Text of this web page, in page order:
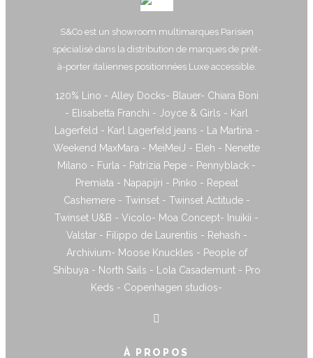
S&Co est un showroom multimarques Parisien
spécialisé dans la distribution de marques de prêt-
à-porter italiennes positionnées Luxe accessible.
120% Lino - Alley Docks- Blauer- Chiara Boni
- Elisabetta Franchi - Joyce & Girls - Karl
Lagerfeld - Karl Lagerfeld jeans - La Martina -
Weekend MaxMara - MeiMeiJ - Eleh - Nenette
Milano - Furla - Patrizia Pepe - Pennyblack -
Premiata - Napapijri - Pinko - Repeat
Cashemere - Twinset - Twinset Actitude -
Twinset U&B - Vicolo- Moa Concept- Inuikii -
Valstar - Filippo de Laurentiis - Rehash -
Archivium- Moose Knuckles - People of
Shibuya - North Sails - Lola Casademunt - Pro
Keds - Copenhagen studios-
À PROPOS